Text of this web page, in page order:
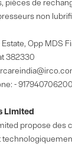
pièces de
non
Estate, Opp MDS
382330
- 917940706200
Limited
propose des